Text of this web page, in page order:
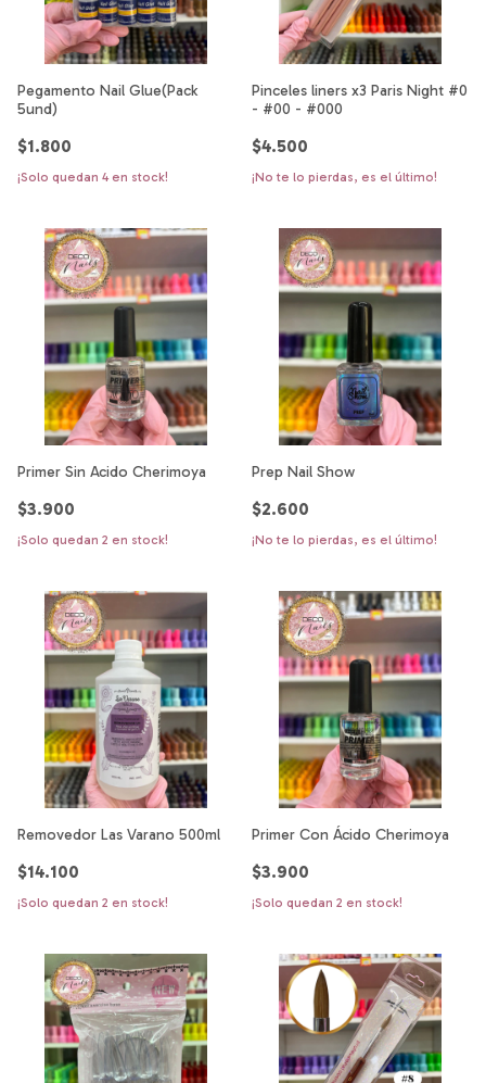
Pegamento Nail Glue(Pack
5und)
$1.800
¡Solo quedan 4en stock!
Pinceles liners x3 Paris Night #0
- #00 - #000
$4.500
¡No te lo pierdas, es el último!
Primer Sin Acido Cherimoya
$3.900
¡Solo quedan 2 en stock!
Prep Nail Show
$2.600
¡No te lo pierdas, es el último!
Removedor Las Varano 500ml
$14.100
¡Solo quedan 2 en stock!
Primer Con Ácido Cherimoya
$3.900
¡Solo quedan 2 en stock!